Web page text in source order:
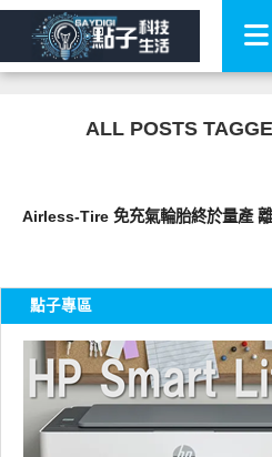
ALL POSTS
Airless-Tire 免充氣輪胎終於量產
點子專區